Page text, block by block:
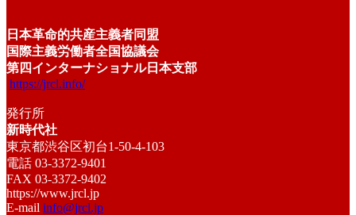
日本革命的共産主義者同盟
国際主義労働者全国協議会
第四インターナショナル日本支部
https://jrcl.info/
発行所
新時代社
東京都渋谷区初台1-50-4-103
電話 03-3372-9401
FAX 03-3372-9402
https://www.jrcl.jp
E-mail info@jrcl.jp